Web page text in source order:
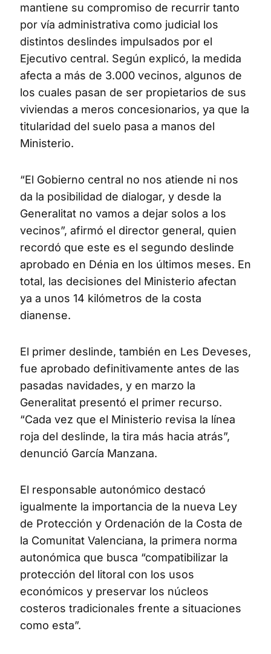
mantiene su compromiso de recurrir tanto
por vía administrativa como judicial los
distintos deslindes impulsados por el
Ejecutivo central. Según explicó, la medida
afecta a más de 3.000 vecinos, algunos de
los cuales pasan de ser propietarios de sus
viviendas a meros concesionarios, ya que la
titularidad del suelo pasa a manos del
Ministerio.
“El Gobierno central no nos atiende ni nos
da la posibilidad de dialogar, y desde la
Generalitat no vamos a dejar solos a los
vecinos”, afirmó el director general, quien
recordó que este es el segundo deslinde
aprobado en Dénia en los últimos meses. En
total, las decisiones del Ministerio afectan
ya a unos 14 kilómetros de la costa
dianense.
El primer deslinde, también en Les Deveses,
fue aprobado definitivamente antes de las
pasadas navidades, y en marzo la
Generalitat presentó el primer recurso.
“Cada vez que el Ministerio revisa la línea
roja del deslinde, la tira más hacia atrás”,
denunció García Manzana.
El responsable autonómico destacó
igualmente la importancia de la nueva Ley
de Protección y Ordenación de la Costa de
la Comunitat Valenciana, la primera norma
autonómica que busca “compatibilizar la
protección del litoral con los usos
económicos y preservar los núcleos
costeros tradicionales frente a situaciones
como esta”.